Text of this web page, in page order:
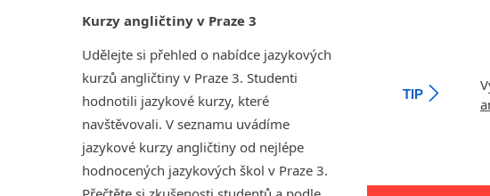
Kurzy angličtiny v Praze 3
Udělejte si přehled o nabídce jazykových
kurzů angličtiny v Praze 3. Studenti
hodnotili jazykové kurzy, které
navštěvovali. V seznamu uvádíme
jazykové kurzy angličtiny od nejlépe
hodnocených jazykových škol v Praze 3.
TIP